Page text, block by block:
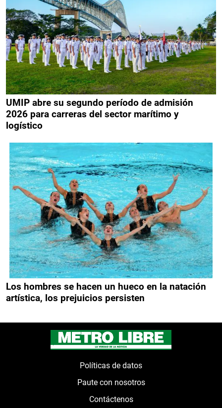
UMIP abre su segundo período de admisión
2026 para carreras del sector marítimo y
logístico
Los hombres se hacen un hueco en la natación
artística, los prejuicios persisten
Políticas de datos
Paute con nosotros
Contáctenos